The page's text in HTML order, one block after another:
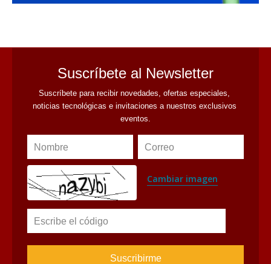
Suscríbete al Newsletter
Suscríbete para recibir novedades, ofertas especiales,
noticias tecnológicas e invitaciones a nuestros exclusivos
eventos.
Nombre Correo
Cambiar imagen
Escribe el código